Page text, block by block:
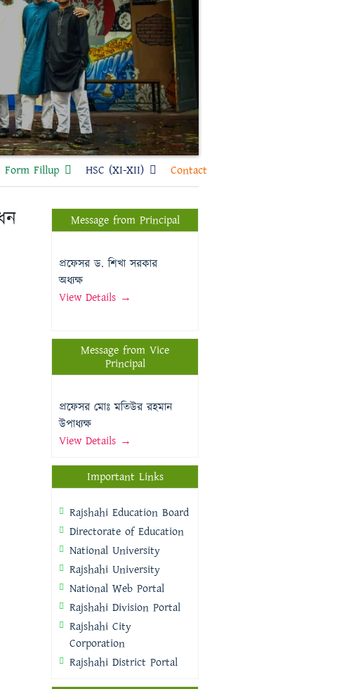
Form Fillup HSC (XI-XII) Contact
Message from Principal
প্রফেসর ড. শিখা সরকার
অধ্যক্ষ
View Details →
Message from Vice
Principal
প্রফেসর মোঃ মতিউর রহমান
উপাধ্যক্ষ
View Details →
Important Links
Rajshahi Education Board
Directorate of Education
National University
Rajshahi University
National Web Portal
Rajshahi Division Portal
Rajshahi City
Corporation
Rajshahi District Portal